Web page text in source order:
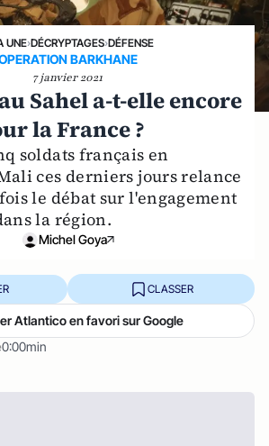
UNE›DÉCRYPTAGES›DÉFENSE
BARKHANE
7 janvier 2021
Sahel a-t-elle encore
la France ?
soldats français en
ces derniers jours relance
le débat sur l'engagement
la région.
Michel Goya
0:00min
CLASSER
Atlantico en favori sur Google